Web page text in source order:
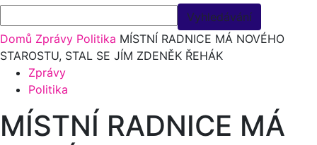
Domů Zprávy Politika MÍSTNÍ RADNICE MÁ NOVÉHO
STAROSTU, STAL SE JÍM ZDENĚK ŘEHÁK
Zprávy
Politika
MÍSTNÍ RADNICE MÁ